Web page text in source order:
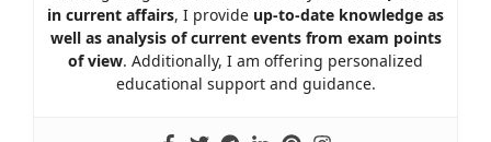
in current affairs, I provide up-to-date knowledge as
well as analysis of current events from exam points
of view. Additionally, I am offering personalized
educational support and guidance.